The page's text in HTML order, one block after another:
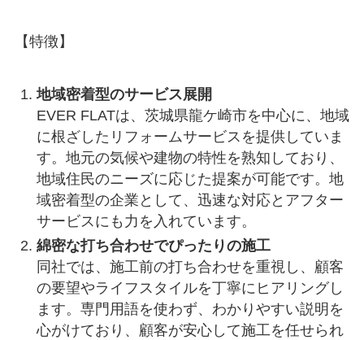
【特徴】
地域密着型のサービス展開
EVER FLATは、茨城県龍ケ崎市を中心に、地域
に根ざしたリフォームサービスを提供していま
す。地元の気候や建物の特性を熟知しており、
地域住民のニーズに応じた提案が可能です。地
域密着型の企業として、迅速な対応とアフター
サービスにも力を入れています。
綿密な打ち合わせでぴったりの施工
同社では、施工前の打ち合わせを重視し、顧客
の要望やライフスタイルを丁寧にヒアリングし
ます。専門用語を使わず、わかりやすい説明を
心がけており、顧客が安心して施工を任せられ